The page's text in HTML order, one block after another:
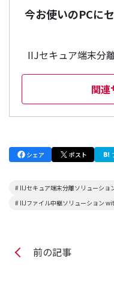
今お使いのPCに
IIJセキュア端末分
関連
シェア ポスト
# IIJセキュア端末分離ソリューショ
# IIJファイル中継ソリューション
前の記事